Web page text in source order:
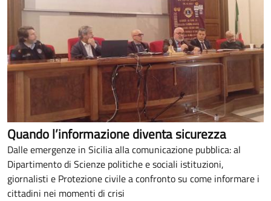
Quando l’informazione diventa sicurezza
Dalle emergenze in Sicilia alla comunicazione pubblica: al
Dipartimento di Scienze politiche e sociali istituzioni,
giornalisti e Protezione civile a confronto su come informare i
cittadini nei momenti di crisi